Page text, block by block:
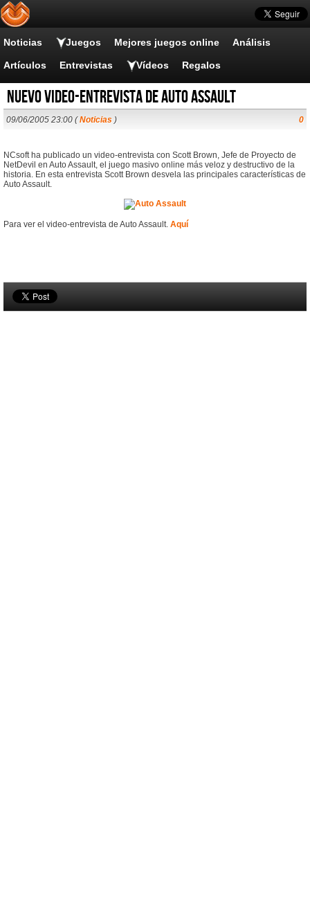
Noticias Juegos Mejores juegos online Análisis
Artículos Entrevistas Vídeos Regalos
Nuevo video-entrevista de Auto Assault
09/06/2005 23:00 (Noticias ) 0
NCsoft ha publicado un video-entrevista con Scott Brown, Jefe de Proyecto de
NetDevil en Auto Assault, el juego masivo online más veloz y destructivo de la
historia. En esta entrevista Scott Brown desvela las principales características de
Auto Assault.
Para ver el video-entrevista de Auto Assault. Aquí